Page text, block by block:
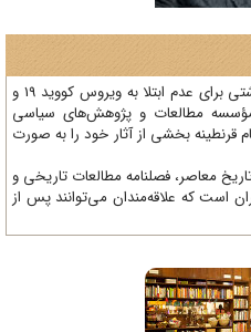
با توجه به نیاز به تداوم مراقبت‌های بهداشتی برای عدم ابتلا به ویروس کووید 19 و
مطالعات و پژوهش‌های سیاسی
بخشی از آثار خود را به صورت
معاصر، فصلنامه‌ مطالعات تاریخی و
که علاقه‌مندان می‌توانند پس از